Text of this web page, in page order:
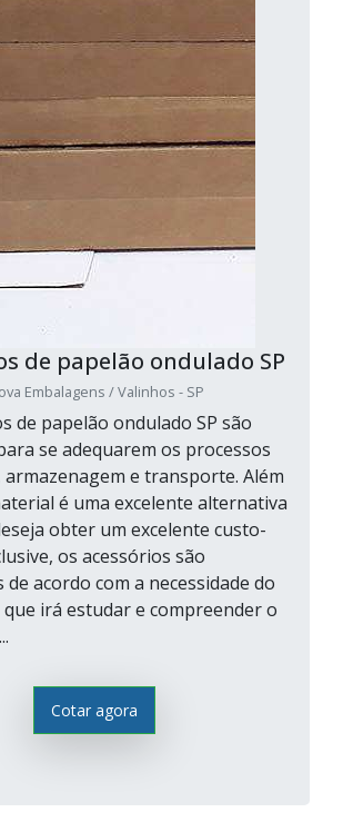
de papelão ondulado SP
Embalagens / Valinhos - SP
de papelão ondulado SP são
se adequarem os processos
e transporte. Além
é uma excelente alternativa
obter um excelente custo-
os acessórios são
de acordo com a necessidade do
irá estudar e compreender o
Cotar agora